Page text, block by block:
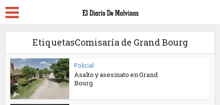
EtiquetasComisaría de Grand Bourg
Policial
Asalto y asesinato en Grand
Bourg